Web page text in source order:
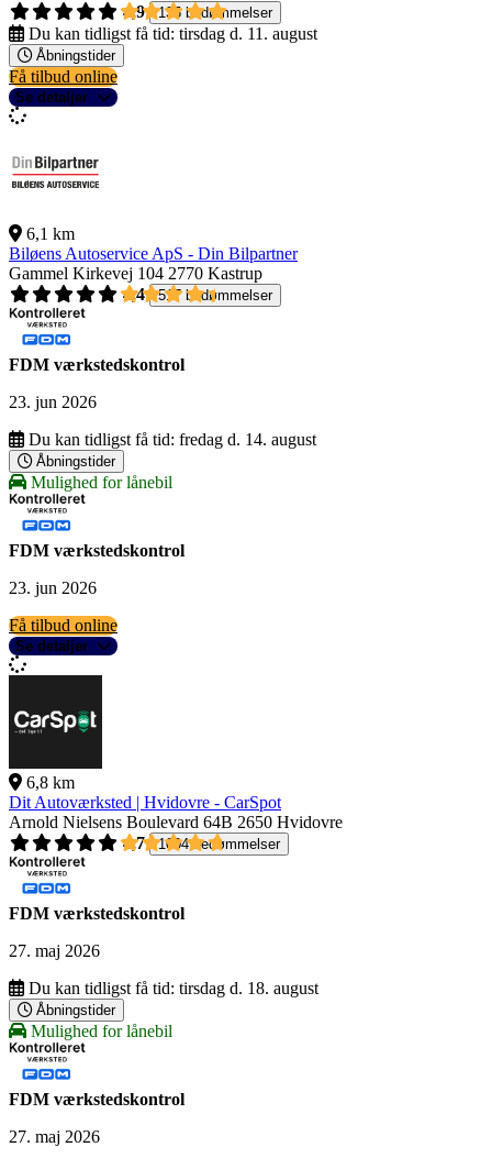
4,9
135 bedømmelser
Du kan tidligst få tid: tirsdag d. 11. august
Åbningstider
Få tilbud online
Se detaljer
6,1 km
Biløens Autoservice ApS - Din Bilpartner
Gammel Kirkevej 104 2770 Kastrup
4,4
517 bedømmelser
FDM værkstedskontrol
23. jun 2026
Du kan tidligst få tid: fredag d. 14. august
Åbningstider
Mulighed for lånebil
FDM værkstedskontrol
23. jun 2026
Få tilbud online
Se detaljer
6,8 km
Dit Autoværksted | Hvidovre - CarSpot
Arnold Nielsens Boulevard 64B 2650 Hvidovre
4,7
1004 bedømmelser
FDM værkstedskontrol
27. maj 2026
Du kan tidligst få tid: tirsdag d. 18. august
Åbningstider
Mulighed for lånebil
FDM værkstedskontrol
27. maj 2026